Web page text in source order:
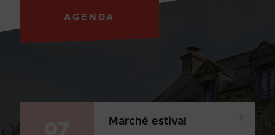
AGENDA
Marché estival